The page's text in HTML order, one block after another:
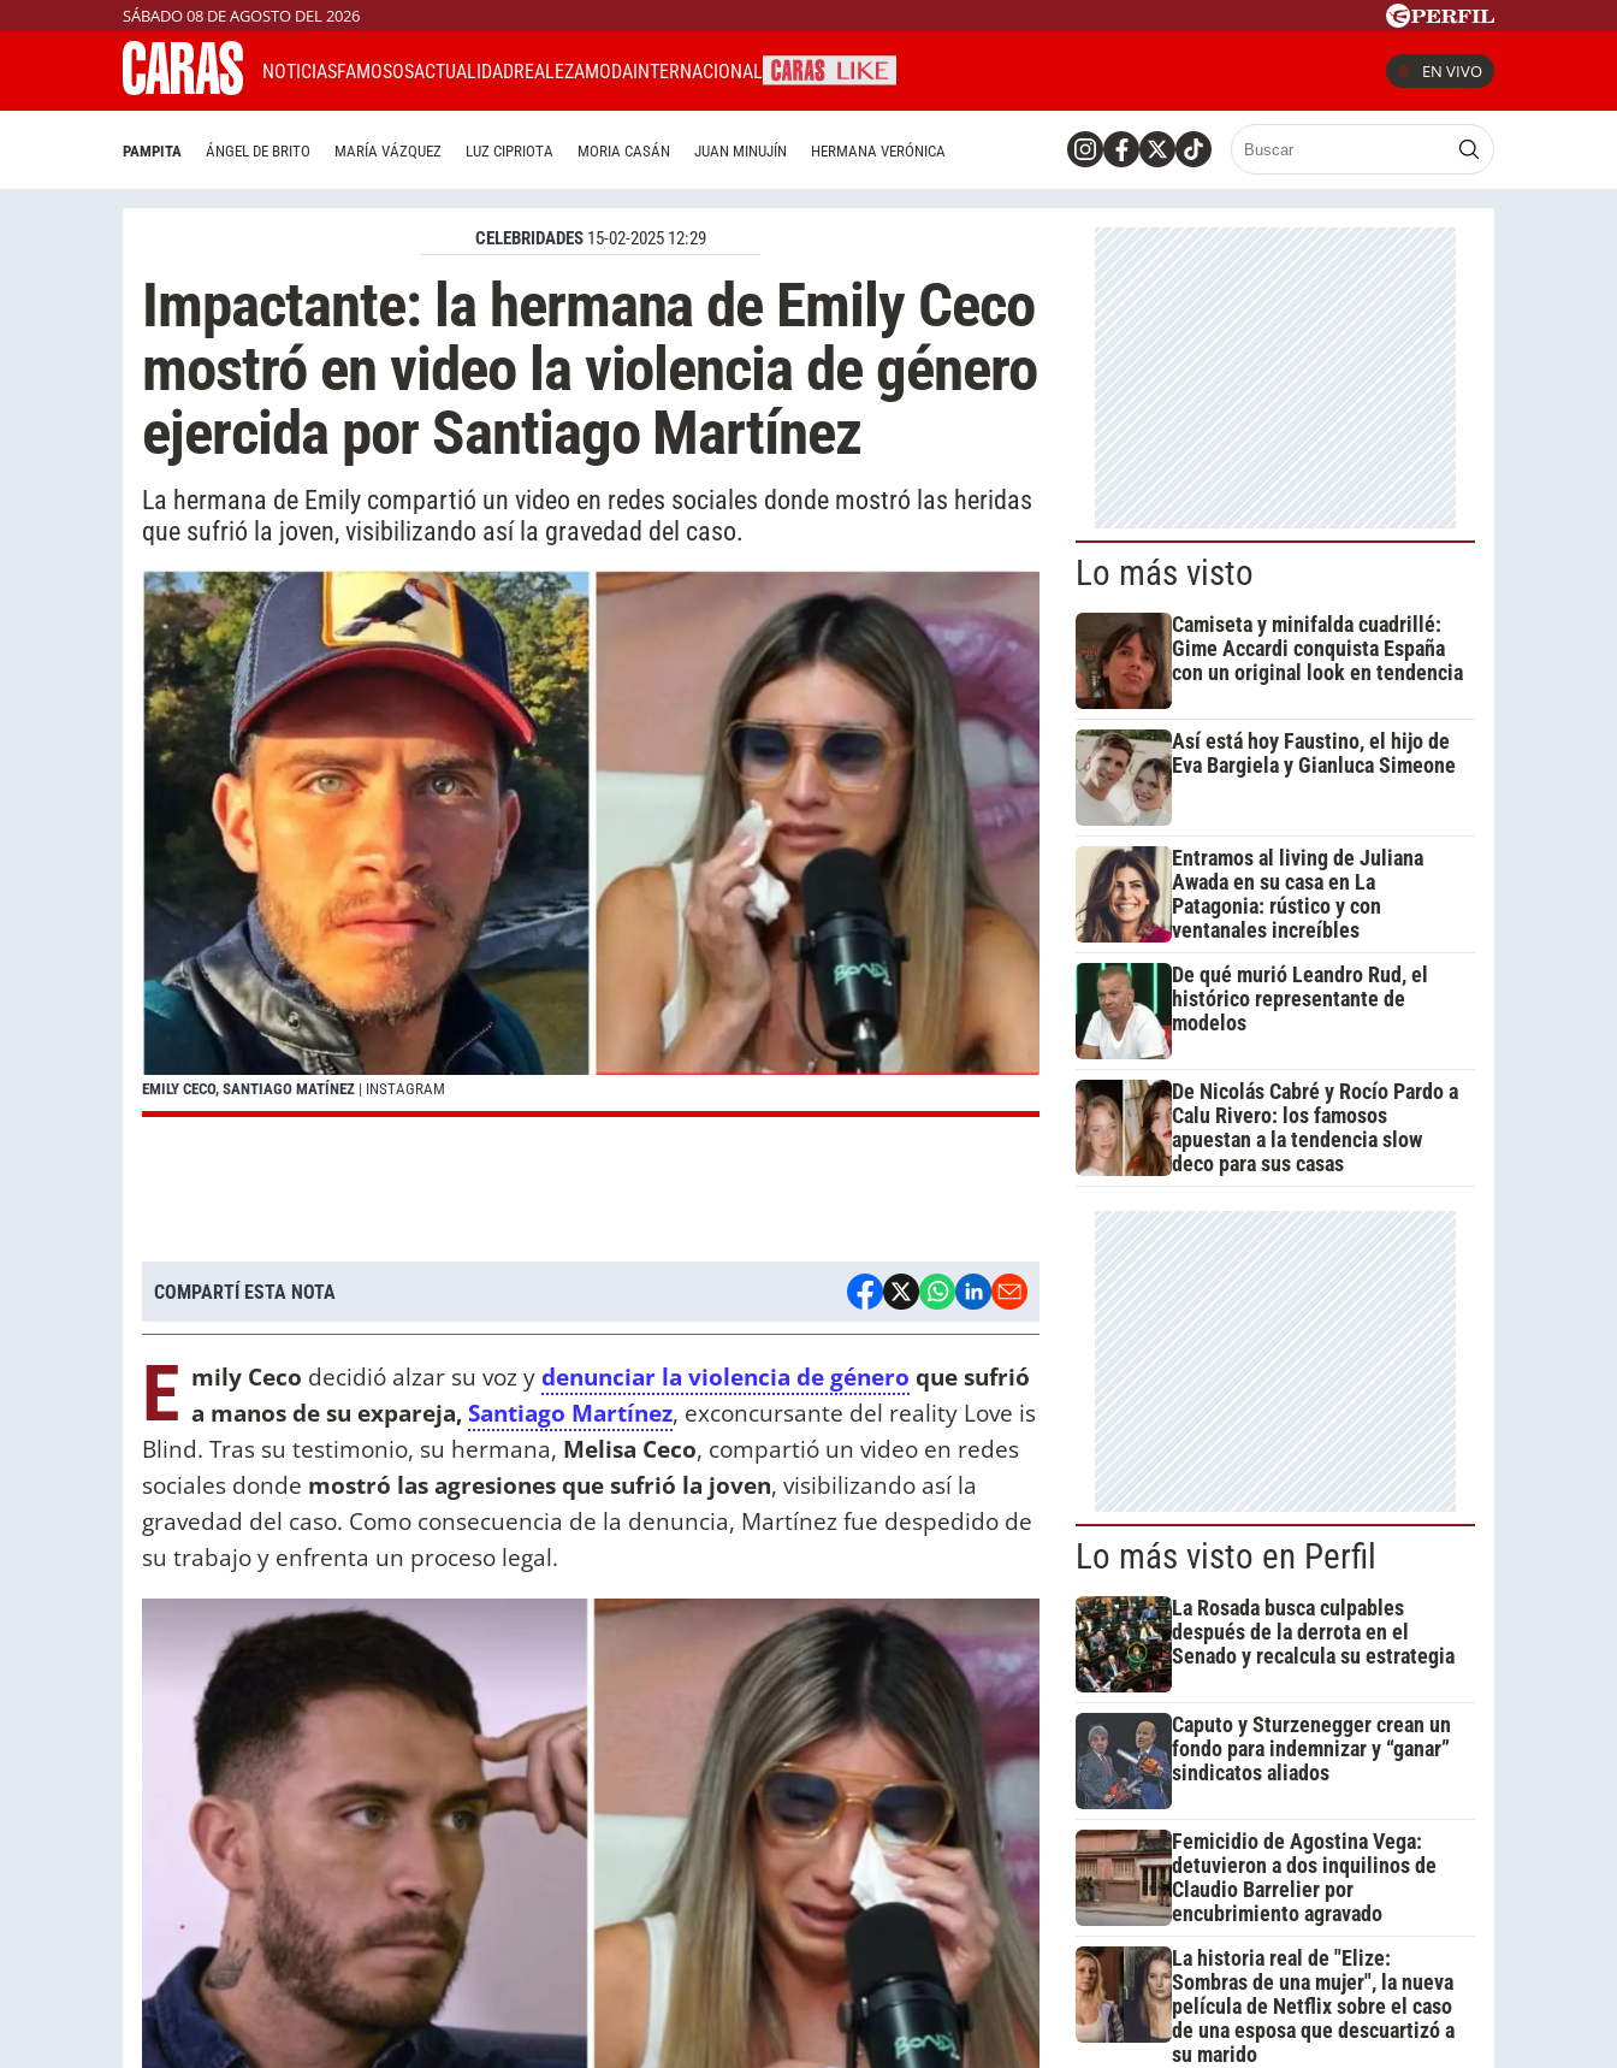
SÁBADO 08 DE AGOSTO DEL 2026
NOTICIASFAMOSOSACTUALIDADREALEZAMODAINTERNACIONAL EN VIVO
PAMPITA ÁNGEL DE BRITO MARÍA VÁZQUEZ LUZ CIPRIOTA MORIA CASÁN JUAN MINUJÍN HERMANA VERÓNICA
CELEBRIDADES 15-02-2025 12:29
Impactante: la hermana de Emily Ceco
mostró en video la violencia de género
ejercida por Santiago Martínez
La hermana de Emily compartió un video en redes sociales donde mostró las heridas
que sufrió la joven, visibilizando así la gravedad del caso.
EMILY CECO, SANTIAGO MATÍNEZ | INSTAGRAM
COMPARTÍ ESTA NOTA
E mily Ceco decidió alzar su voz ydenunciar la violencia de género que sufrió
a manos de su expareja,Santiago Martínez, exconcursante del reality Love is
Blind. Tras su testimonio, su hermana, Melisa Ceco, compartió un video en redes
sociales donde mostró las agresiones que sufrió la joven, visibilizando así la
gravedad del caso. Como consecuencia de la denuncia, Martínez fue despedido de
su trabajo y enfrenta un proceso legal.
Lo más visto
Camiseta y minifalda cuadrillé:
Gime Accardi conquista España
con un original look en tendencia
Así está hoy Faustino, el hijo de
Eva Bargiela y Gianluca Simeone
Entramos al living de Juliana
Awada en su casa en La
Patagonia: rústico y con
ventanales increíbles
De qué murió Leandro Rud, el
histórico representante de
modelos
De Nicolás Cabré y Rocío Pardo a
Calu Rivero: los famosos
apuestan a la tendencia slow
deco para sus casas
Lo más visto en Perfil
La Rosada busca culpables
después de la derrota en el
Senado y recalcula su estrategia
Caputo y Sturzenegger crean un
fondo para indemnizar y “ganar”
sindicatos aliados
Femicidio de Agostina Vega:
detuvieron a dos inquilinos de
Claudio Barrelier por
encubrimiento agravado
La historia real de "Elize:
Sombras de una mujer", la nueva
película de Netflix sobre el caso
de una esposa que descuartizó a
su marido